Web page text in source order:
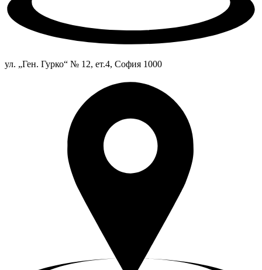
ул. „Ген. Гурко“ № 12, ет.4, София 1000